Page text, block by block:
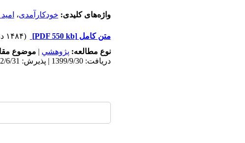
واژه‌های کلیدی: خودکارآمدی،
متن کامل[PDF 550 kb]
(۱۴۸۴ دریافت)
نوع مطالعه: پژوهشي | موضوع
دریافت: 1399/9/30 | پذیرش: 1402/6/31 | انتشار: 1402/6/31